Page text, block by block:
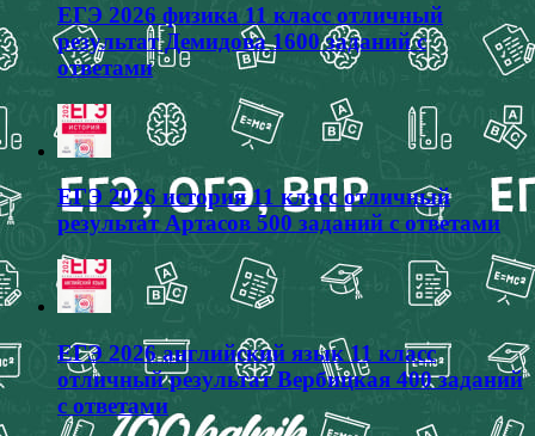
ЕГЭ 2026 физика 11 класс отличный
результат Демидова 1600 заданий с
ответами
ЕГЭ 2026 история 11 класс отличный
результат Артасов 500 заданий с ответами
ЕГЭ 2026 английский язык 11 класс
отличный результат Вербицкая 400 заданий
с ответами